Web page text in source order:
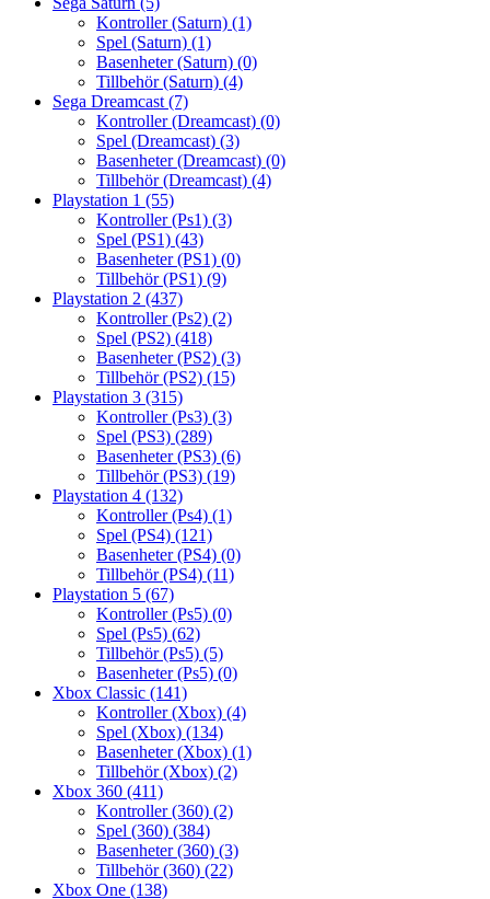
Kontroller (Saturn) (1)
Spel (Saturn) (1)
Basenheter (Saturn) (0)
Tillbehör (Saturn) (4)
Sega Dreamcast (7)
Kontroller (Dreamcast) (0)
Spel (Dreamcast) (3)
Basenheter (Dreamcast) (0)
Tillbehör (Dreamcast) (4)
Playstation 1 (55)
Kontroller (Ps1) (3)
Spel (PS1) (43)
Basenheter (PS1) (0)
Tillbehör (PS1) (9)
Playstation 2 (437)
Kontroller (Ps2) (2)
Spel (PS2) (418)
Basenheter (PS2) (3)
Tillbehör (PS2) (15)
Playstation 3 (315)
Kontroller (Ps3) (3)
Spel (PS3) (289)
Basenheter (PS3) (6)
Tillbehör (PS3) (19)
Playstation 4 (132)
Kontroller (Ps4) (1)
Spel (PS4) (121)
Basenheter (PS4) (0)
Tillbehör (PS4) (11)
Playstation 5 (67)
Kontroller (Ps5) (0)
Spel (Ps5) (62)
Tillbehör (Ps5) (5)
Basenheter (Ps5) (0)
Xbox Classic (141)
Kontroller (Xbox) (4)
Spel (Xbox) (134)
Basenheter (Xbox) (1)
Tillbehör (Xbox) (2)
Xbox 360 (411)
Kontroller (360) (2)
Spel (360) (384)
Basenheter (360) (3)
Tillbehör (360) (22)
Xbox One (138)